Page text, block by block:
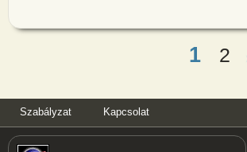
1 2
Szabályzat Kapcsolat